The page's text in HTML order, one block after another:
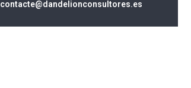
contacte@dandelionconsultores.es